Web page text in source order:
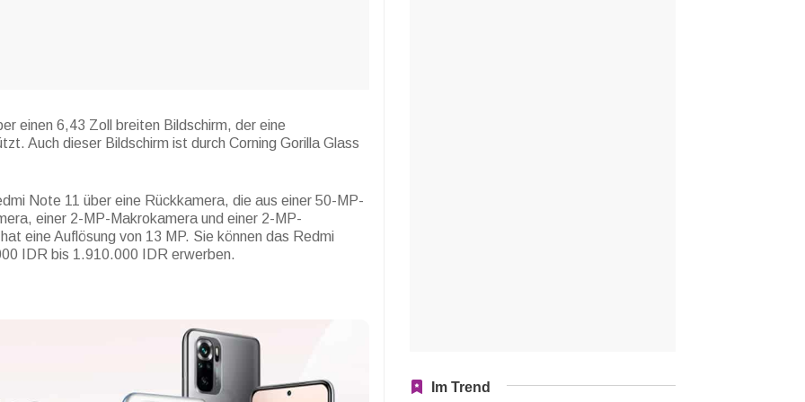
einen 6,43 Zoll breiten Bildschirm, der eine
Auch dieser Bildschirm ist durch Corning Gorilla Glass
Note 11 über eine Rückkamera, die aus einer 50-MP-
einer 2-MP-Makrokamera und einer 2-MP-
eine Auflösung von 13 MP. Sie können das Redmi
IDR bis 1.910.000 IDR erwerben.
Im Trend